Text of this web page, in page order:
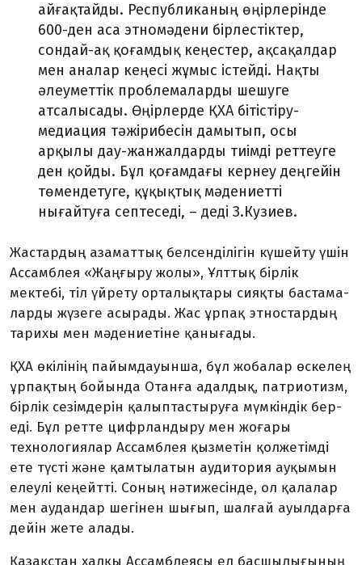
айғақтайды. Респуб­ликаның өңірлерінде
600-ден аса этно­мәдени бірлестіктер,
сондай-ақ қоғам­дық кеңестер, ақсақалдар
мен аналар кеңесі жұмыс істейді. Нақты
әлеуметтік проблемаларды шешуге
атсалысады. Өңірлерде ҚХА бітістіру-
медиация тәжірибесін дамытып, осы
арқылы дау-жанжалдарды тиімді реттеуге
ден қойды. Бұл қоғамдағы кернеу деңгейін
төмен­детуге, құқықтық мәдениетті
нығайтуға септеседі, – деді З.Кузиев.
Жастардың азаматтық белсенділігін күшейту үшін
Ассамблея «Жаңғыру жолы», Ұлттық бірлік
мектебі, тіл үй­рету орталықтары сияқты баста­ма­
ларды жү­зе­ге асырады. Жас ұрпақ этностардың
тарихы мен мәдениетіне қанығады.
ҚХА өкілінің пайымдауынша, бұл жобалар өскелең
ұрпақтың бойында Отанға адалдық, патриотизм,
бірлік сезім­дерін қалыптастыруға мүмкіндік бер­
еді. Бұл ретте цифрландыру мен жо­ғары
технологиялар Ассамблея қызметін қолжетімді
ете түсті және қамтылатын аудитория ауқымын
елеулі кеңейтті. Соның нәтижесінде, ол қалалар
мен ауда­н­дар шегінен шығып, шалғай ауылдарға
дейін жете алады.